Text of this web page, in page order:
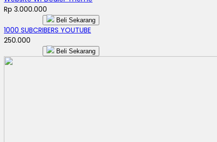
Rp 3.000.000
Beli Sekarang
1000 SUBCRIBERS YOUTUBE
250.000
Beli Sekarang